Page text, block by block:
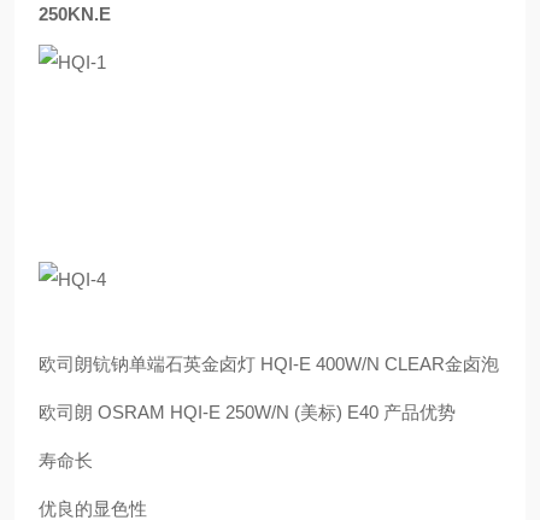
250KN.E
欧司朗钪钠单端石英金卤灯 HQI-E 400W/N CLEAR金卤泡
欧司朗 OSRAM HQI-E 250W/N (美标) E40 产品优势
寿命长
优良的显色性